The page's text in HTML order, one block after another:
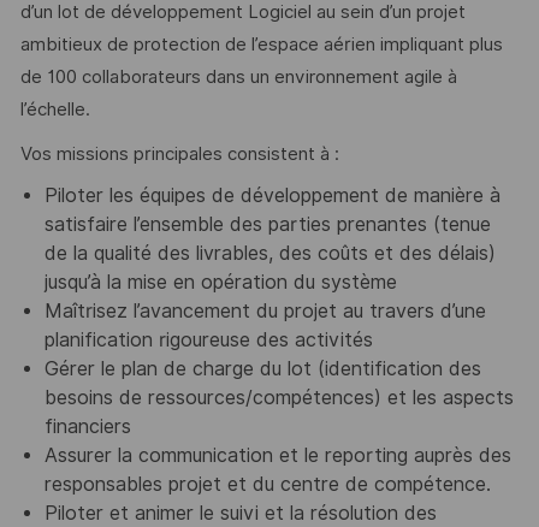
d’un lot de développement Logiciel au sein d’un projet
ambitieux de protection de l’espace aérien impliquant plus
de 100 collaborateurs dans un environnement agile à
l’échelle.
Vos missions principales consistent à :
Piloter les équipes de développement de manière à
satisfaire l’ensemble des parties prenantes (tenue
de la qualité des livrables, des coûts et des délais)
jusqu’à la mise en opération du système
Maîtrisez l’avancement du projet au travers d’une
planification rigoureuse des activités
Gérer le plan de charge du lot (identification des
besoins de ressources/compétences) et les aspects
financiers
Assurer la communication et le reporting auprès des
responsables projet et du centre de compétence.
Piloter et animer le suivi et la résolution des